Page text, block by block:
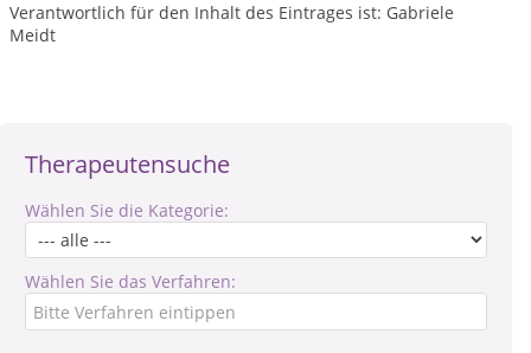
Therapeutensuche
Wählen Sie die Kategorie:
Wählen Sie das Verfahren:
Verantwortlich für den Inhalt des Eintrages ist: Gabriele
Meidt